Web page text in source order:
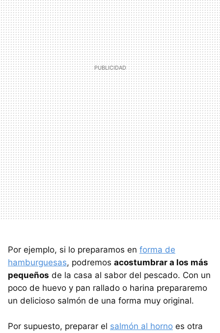
Por ejemplo, si lo preparamos en forma de
hamburguesas, podremos acostumbrar a los más
pequeños de la casa al sabor del pescado. Con un
poco de huevo y pan rallado o harina prepararemo
un delicioso salmón de una forma muy original.
Por supuesto, preparar el salmón al horno es otra